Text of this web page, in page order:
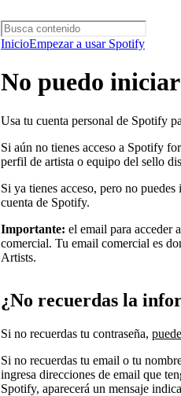
InicioEmpezar a usar Spotify
No puedo iniciar
Usa tu cuenta personal de Spotify
Si aún no tienes acceso a Spotify
perfil de artista o equipo del sello
Si ya tienes acceso, pero no
cuenta de Spotify.
Importante: el email para acceder
comercial. Tu email comercial es
Artists.
¿No recuerdas la
Si no recuerdas tu contraseña,
Si no recuerdas tu email o tu
ingresa direcciones de email que
Spotify, aparecerá un mensaje